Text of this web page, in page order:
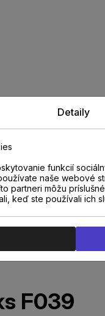
F039
Detaily
funkcií
naše webové
partneri môžu
keď ste používali ich